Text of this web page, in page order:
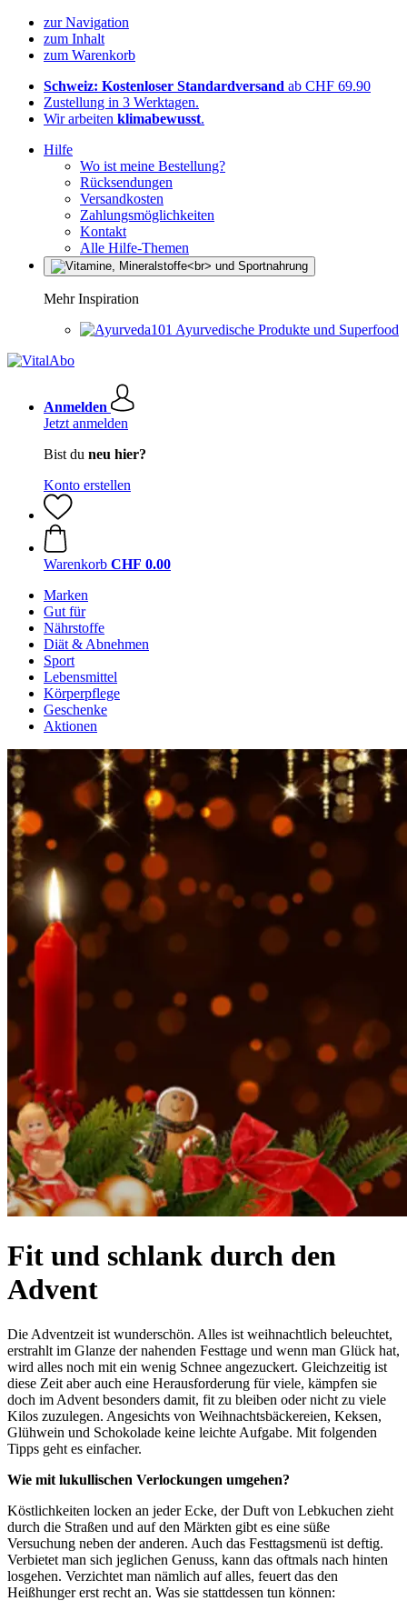
zur Navigation
zum Inhalt
zum Warenkorb
Schweiz: Kostenloser Standardversand ab CHF 69.90
Zustellung in 3 Werktagen.
Wir arbeiten klimabewusst.
Hilfe
Wo ist meine Bestellung?
Rücksendungen
Versandkosten
Zahlungsmöglichkeiten
Kontakt
Alle Hilfe-Themen
Mehr Inspiration
Ayurvedische Produkte und Superfood
Anmelden
Jetzt anmelden
Bist du neu hier?
Konto erstellen
Warenkorb CHF 0.00
Marken
Gut für
Nährstoffe
Diät & Abnehmen
Sport
Lebensmittel
Körperpflege
Geschenke
Aktionen
Fit und schlank durch den
Advent
Die Adventzeit ist wunderschön. Alles ist weihnachtlich beleuchtet,
erstrahlt im Glanze der nahenden Festtage und wenn man Glück hat,
wird alles noch mit ein wenig Schnee angezuckert. Gleichzeitig ist
diese Zeit aber auch eine Herausforderung für viele, kämpfen sie
doch im Advent besonders damit, fit zu bleiben oder nicht zu viele
Kilos zuzulegen. Angesichts von Weihnachtsbäckereien, Keksen,
Glühwein und Schokolade keine leichte Aufgabe. Mit folgenden
Tipps geht es einfacher.
Wie mit lukullischen Verlockungen umgehen?
Köstlichkeiten locken an jeder Ecke, der Duft von Lebkuchen zieht
durch die Straßen und auf den Märkten gibt es eine süße
Versuchung neben der anderen. Auch das Festtagsmenü ist deftig.
Verbietet man sich jeglichen Genuss, kann das oftmals nach hinten
losgehen. Verzichtet man nämlich auf alles, feuert das den
Heißhunger erst recht an. Was sie stattdessen tun können: